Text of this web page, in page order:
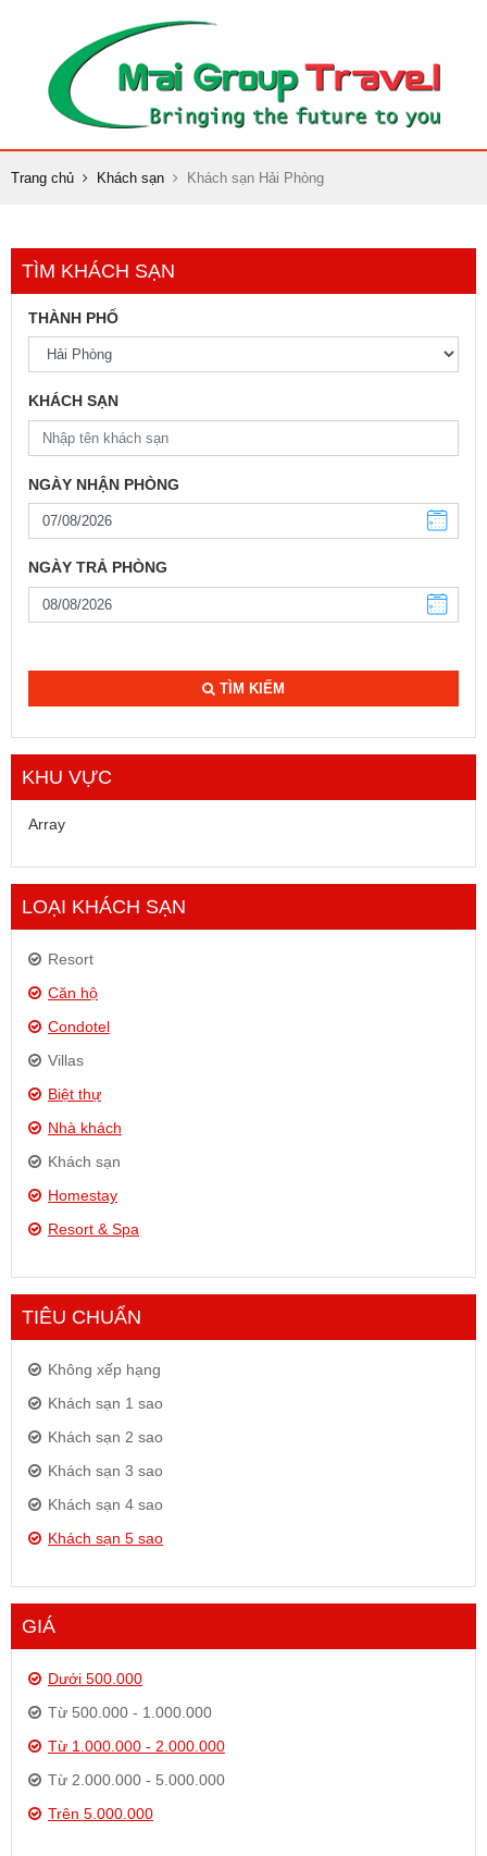
Trang chủ Khách sạn Khách sạn Hải Phòng
TÌM KHÁCH SẠN
THÀNH PHỐ
KHÁCH SẠN
NGÀY NHẬN PHÒNG
NGÀY TRẢ PHÒNG
TÌM KIẾM
KHU VỰC
Array
LOẠI KHÁCH SẠN
Resort
Căn hộ
Condotel
Villas
Biệt thự
Nhà khách
Khách sạn
Homestay
Resort & Spa
TIÊU CHUẨN
Không xếp hạng
Khách sạn 1 sao
Khách sạn 2 sao
Khách sạn 3 sao
Khách sạn 4 sao
Khách sạn 5 sao
GIÁ
Dưới 500.000
Từ 500.000 - 1.000.000
Từ 1.000.000 - 2.000.000
Từ 2.000.000 - 5.000.000
Trên 5.000.000